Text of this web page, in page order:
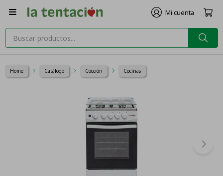

Home Catálogo Cocción Cocinas